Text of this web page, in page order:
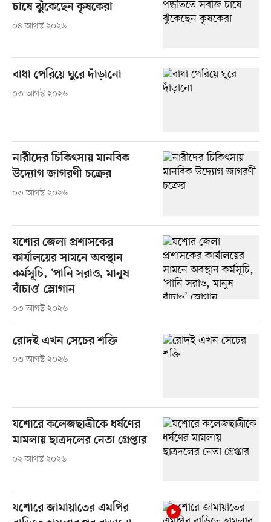
চাষে ঝুঁকেছেন কৃষকেরা
০৪ আগস্ট ২০২৬
বাধা পেরিয়ে ঘুরে দাঁড়ানো
০৩ আগস্ট ২০২৬
নারীদের চিকিৎসায় মানবিক
উদ্যোগ জাগরণী চক্রের
০৩ আগস্ট ২০২৬
যশোর জেলা প্রশাসকের
কার্যালয়ের সামনে অবস্থান
কর্মসূচি, ‘পানি সরাও, মানুষ
বাঁচাও’ স্লোগান
০৩ আগস্ট ২০২৬
রোদই এখন সেচের শক্তি
০৩ আগস্ট ২০২৬
যশোরে কলেজছাত্রীকে ধর্ষণের
মামলায় ছাত্রদলের নেতা গ্রেপ্তার
০২ আগস্ট ২০২৬
যশোরে জামায়াতের এমপির